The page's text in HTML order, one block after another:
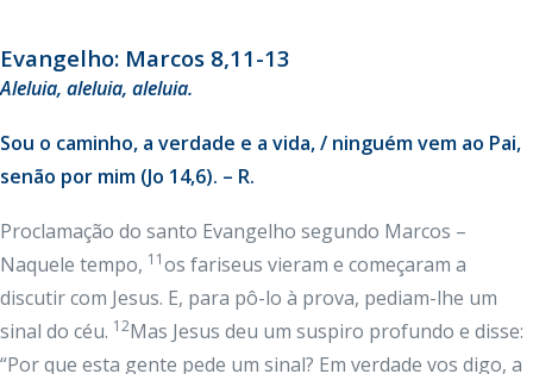
Evangelho: Marcos 8,11-13
Aleluia, aleluia, aleluia.
Sou o caminho, a verdade e a vida, / ninguém vem ao Pai,
senão por mim (Jo 14,6). – R.
Proclamação do santo Evangelho segundo Marcos –
Naquele tempo, 11os fariseus vieram e começaram a
discutir com Jesus. E, para pô-lo à prova, pediam-lhe um
sinal do céu. 12Mas Jesus deu um suspiro profundo e disse:
“Por que esta gente pede um sinal? Em verdade vos digo, a